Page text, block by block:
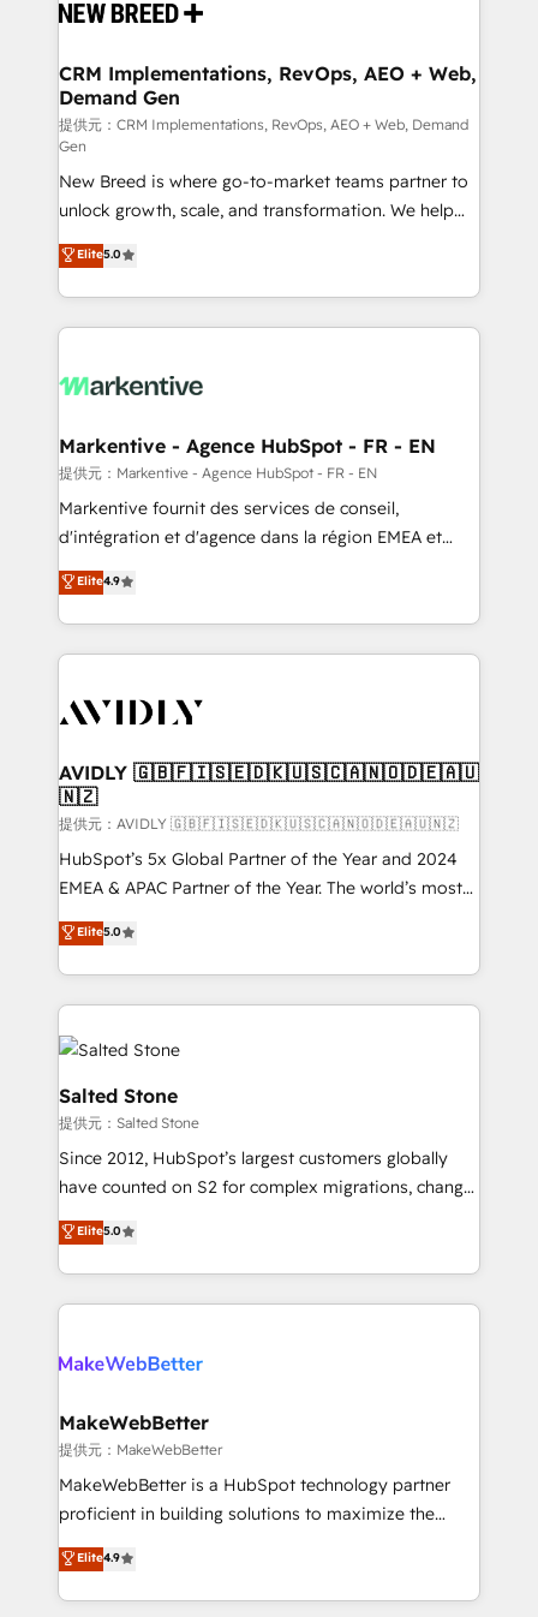
革を、構想から実装・定着までPMOとして主導。「設
の統合・浸透・変革管理を実行します。 ▸ CMS戦略設
計・構築：リード獲得・CVR・SEOを前提にした情報設
計・導線設計・テンプレート設計をContent Hubで一体
提供。 ▸ 既存CRM・MAからの移行支援：Salesforce・
Marketo・Pardot等からの移行、カスタム設計、履歴
データ移行と活用設計まで。 ▸ AEO対応：ChatGPT・
ンツとサイト構造を最適化。 🏆 なぜ100incを選ぶの
か？ ✓ HubSpot Eliteパートナー認定 ✓ HubSpotアワ
ード受賞・HUGリーダー ✓ ISO27001:2022 /
HubSpot大百科 出版 CRM・AI活用に関するご相談、現
せください。
and system integrations powered by Globalia’s
trainers to drive platform adoption. 📈 Revenue
Generation - Full-funnel marketing and high-
performance advertising via Point Success Media. -
Expert deployment of Breeze AI and custom agents
to automate growth. 🏆 Elite Excellence - 8 platform
accreditations and deep HIPAA-compliance
expertise. - A team of 250+ experts dedicated to
your resilient growth.
CRM Implementations, RevOps, AEO + Web,
Demand Gen
提供元：CRM Implementations, RevOps, AEO + Web, Demand
Gen
New Breed is where go-to-market teams partner to
unlock growth, scale, and transformation. We help
companies activate HubSpot’s AI-powered
customer platform and operationalize HubSpot’s
Loop Marketing framework through expert-led
services, smart agents, and purpose-built apps,
results, fast. ⚙️CRM & RevOps: Align all Hubs to your
🎯Demand Gen & ABM: Drive pipeline with inbound,
ABM, AEO, SEO, & paid media. 👩‍💻Web Design:
Build high-performing websites with UX, messaging,
& conversion strategy that drive results. 🤖AI
AI, & maximize AEO with tailored AI services. 🧩
Integrations: Extend HubSpot with custom
Elite5.0
Markentive - Agence HubSpot - FR - EN
提供元：Markentive - Agence HubSpot - FR - EN
Markentive fournit des services de conseil,
d'intégration et d'agence dans la région EMEA et
North America. Avec plus de 115 experts en
marketing automation, Growth, Revops, CRM et
webdesign. Markentive is both a consulting firm, a
digital agency and an integrator. With over 115
CRM and webdesign (We focus on EMEA - USA
Elite4.9
AVIDLY 🇬🇧🇫🇮🇸🇪🇩🇰🇺🇸🇨🇦🇳🇴🇩🇪🇦🇺
🇳🇿
提供元：AVIDLY 🇬🇧🇫🇮🇸🇪🇩🇰🇺🇸🇨🇦🇳🇴🇩🇪🇦🇺🇳🇿
HubSpot’s 5x Global Partner of the Year and 2024
EMEA & APAC Partner of the Year. The world’s most
experienced and fully accredited HubSpot Solutions
Partner. 🚀 With 2,750+ HubSpot projects delivered
and 370+ specialists across EMEA, APAC and NAM,
we de-risk complex CRM programmes and
accelerate ROI across every HubSpot Hub. 🧭 From
multi-region migrations to AI-powered automation,
we turn complexity into clarity, human at global
scale. 🏆 HubSpot’s CEO called us “the partner of the
future.” Others agree it is proof of trust built through
measurable impact.
Elite5.0
Salted Stone
提供元：Salted Stone
Since 2012, HubSpot’s largest customers globally
have counted on S2 for complex migrations, change
management, systems integration, and creative
solutions that deliver measurable impact and
transform brand experiences As one of the few full-
service creative agencies in the HubSpot
winning design to build scalable, globally
marketing campaigns, & RevOps frameworks that
fuel long-term success We connect the entire
customer lifecycle through seamless integrations,
ensure long-term adoption with change-
and service to drive sustainable growth With 6 key
HubSpot accreditations and experience across
Elite5.0
MakeWebBetter
提供元：MakeWebBetter
MakeWebBetter is a HubSpot technology partner
proficient in building solutions to maximize the
operational efficiency of HubSpot. The fastest-
growing tech-enabler & facilitator, MakeWebBetter,
hands you the blend of HubSpot expertise &
Elite4.9